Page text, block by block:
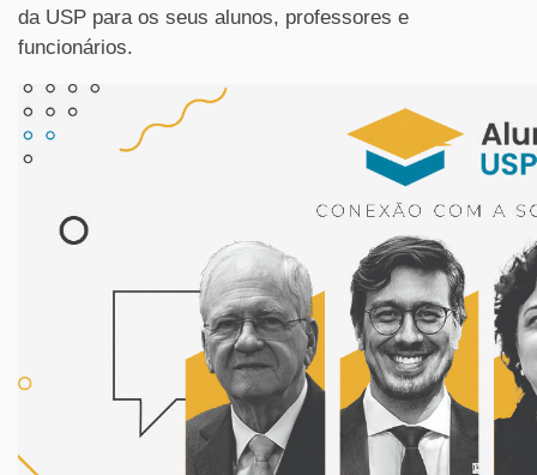
da USP para os seus alunos, professores e
funcionários.